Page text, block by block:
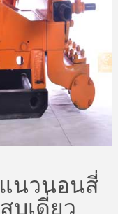
นวนอนสี่
บเดี่ยว